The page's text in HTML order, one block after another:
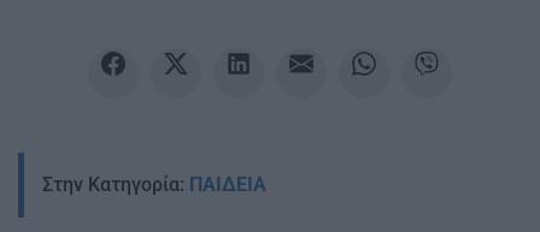
Στην Κατηγορία: ΠΑΙΔΕΙΑ